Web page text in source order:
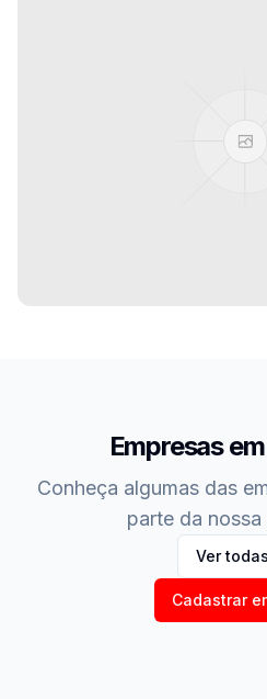
Fotos, eventos e
melhores
Ver fotos dos
Empresas
Conheça algumas das
parte da
Ver todas
Cadastrar